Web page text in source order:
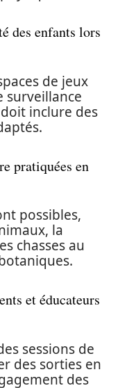
des enfants lors
de jeux
surveillance
inclure des
pratiquées en
possibles,
la
chasses au
et éducateurs
sessions de
des sorties en
des